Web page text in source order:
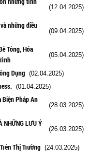
(12.04.2025)
những điều
(09.04.2025)
Tông, Hóa
(05.04.2025)
Dụng (02.04.2025)
(01.04.2025)
Pháp An
(28.03.2025)
NHỮNG LƯU Ý
(26.03.2025)
Thị Trường (24.03.2025)